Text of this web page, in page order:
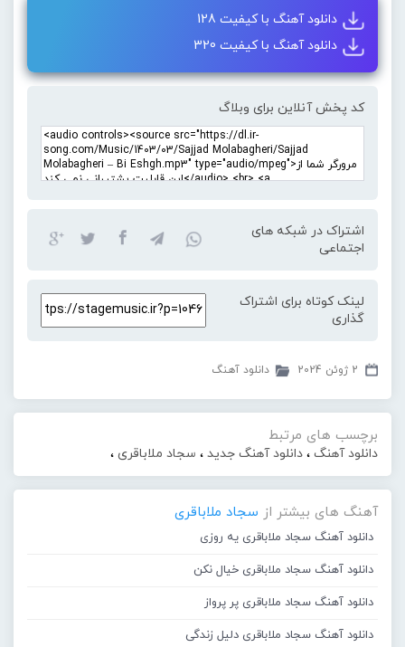
دانلود آهنگ با کیفیت 128
دانلود آهنگ با کیفیت 320
کد پخش آنلاین برای وبلاگ
اشتراک در شبکه های
اجتماعی
لینک کوتاه برای اشتراک
گذاری
2 ژوئن 2024 دانلود آهنگ
برچسب های مرتبط
دانلود آهنگ ، دانلود آهنگ جدید ، سجاد ملاباقری ،
آهنگ های بیشتر از سجاد ملاباقری
دانلود آهنگ سجاد ملاباقری یه روزی
دانلود آهنگ سجاد ملاباقری خیال نکن
دانلود آهنگ سجاد ملاباقری پر پرواز
دانلود آهنگ سجاد ملاباقری دلیل زندگی